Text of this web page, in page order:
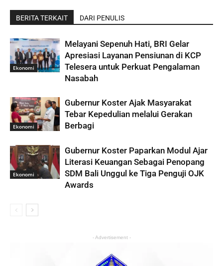
BERITA TERKAIT DARI PENULIS
Ekonomi
Melayani Sepenuh Hati, BRI Gelar
Apresiasi Layanan Pensiunan di KCP
Telesera untuk Perkuat Pengalaman
Nasabah
Ekonomi
Gubernur Koster Ajak Masyarakat
Tebar Kepedulian melalui Gerakan
Berbagi
Ekonomi
Gubernur Koster Paparkan Modul Ajar
Literasi Keuangan Sebagai Penopang
SDM Bali Unggul ke Tiga Penguji OJK
Awards
- Advertisement -